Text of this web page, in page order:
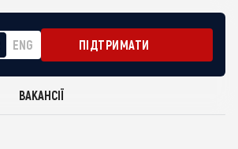
ENG ПІДТРИМАТИ
ВАКАНСІЇ